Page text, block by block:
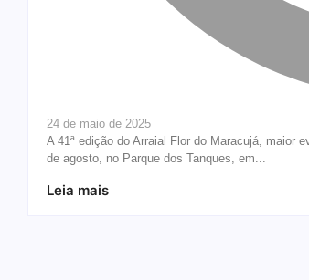
24 de maio de 2025
A 41ª edição do Arraial Flor do Maracujá, maior
de agosto, no Parque dos Tanques, em...
Leia mais